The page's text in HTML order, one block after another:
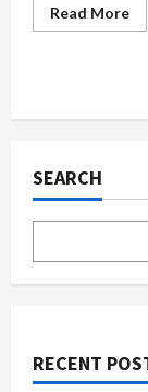
Read More
ตั
พ
ทุก
SEARCH
RECENT